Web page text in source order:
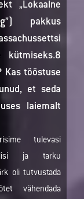
„Lokaalne
pakkus
kütmiseks.8
Kas tööstuse
et seda
laiemalt
tulevasi
ja tarku
oli tutvustada
vähendada